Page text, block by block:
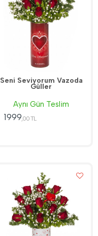
Seni Seviyorum Vazoda
Güller
Aynı Gün Teslim
1999 ,00 TL